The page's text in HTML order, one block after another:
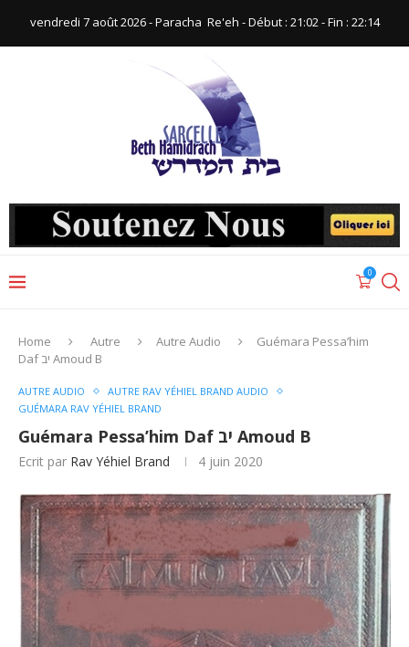
vendredi 7 août 2026 - Paracha ‪ Re'eh‬ - Début : 21:02‬ - Fin : ‪22:14‬
0
Home Autre Autre Audio
Guémara Pessa’him
Daf יב Amoud B
AUTRE AUDIO
AUTRE RAV YÉHIEL BRAND AUDIO
GUÉMARA RAV YÉHIEL BRAND
Guémara Pessa’him Daf יב Amoud B
Ecrit par Rav Yéhiel Brand 4 juin 2020